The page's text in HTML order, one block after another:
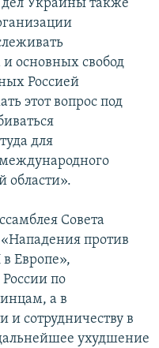
Украины также
основных свобод
Россией
этот вопрос под
для
области».
Совета
против
Европе»,
по
а в
и сотрудничеству в
ухудшение